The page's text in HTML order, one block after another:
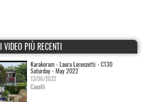
I VIDEO PIÙ RECENTI
Karakoram - Laura Lorenzetti - C130
Saturday - May 2022
13/06/2022
Cavalli